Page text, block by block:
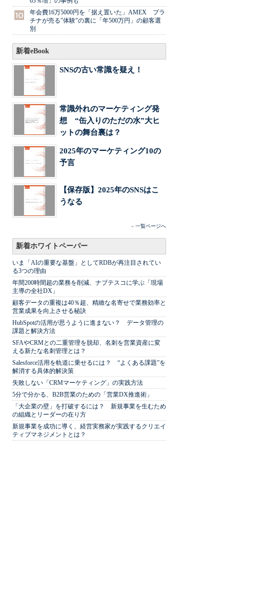
年会費16万5000円を「据え置いた」AMEX プラ
チナが売る"体験"の裏に「年500万円」の顧客選
別
新着eBook
SNSの古い常識を疑え！
常識外れのマーケティング発
想 “缶入りのただの水”大ヒ
ットの舞台裏は？
2025年のマーケティング10の
予言
【保存版】2025年のSNSはこ
うなる
» 一覧ページへ
新着ホワイトペーパー
いま「AIの重要な基盤」としてRDBが再注目されてい
る3つの理由
年間200時間超の業務を削減、ナブテスコに学ぶ「現場
主導の全社DX」
顧客データの重複は40％超、精緻な名寄せで業務効率と
営業成果を向上させる秘訣
HubSpotの活用が思うように進まない？ データ管理の
課題と解決方法
SFAやCRMとの二重管理を脱却、名刺を営業資産に変
える新たな名刺管理とは？
Salesforce活用を軌道に乗せるには？ “よくある課題”を
解消する具体的解決策
失敗しない「CRMマーケティング」の実践方法
5分で分かる、B2B営業のための「営業DX推進術」
「大企業の壁」を打破するには？ 新規事業を生むため
の組織とリーダーの在り方
新規事業を成功に導く、経営実務家が実践するクリエイ
ティブマネジメントとは？